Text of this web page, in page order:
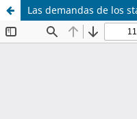
Las demandas de los